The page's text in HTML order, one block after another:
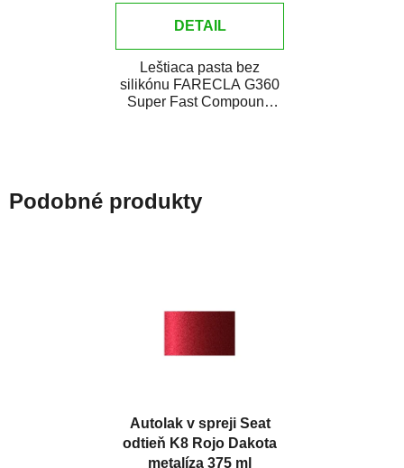
DETAIL
Leštiaca pasta bez
silikónu FARECLA G360
Super Fast Compound
Podobné produkty
Autolak v spreji Seat
odtieň K8 Rojo Dakota
metalíza 375 ml